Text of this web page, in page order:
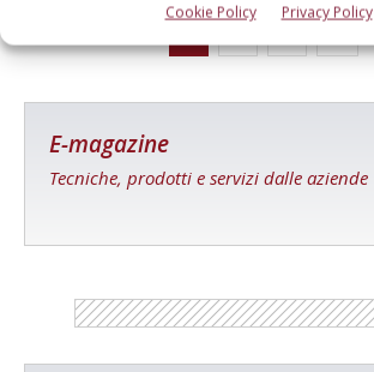
Cookie Policy Privacy Policy
E-magazine
Tecniche, prodotti e servizi dalle aziende